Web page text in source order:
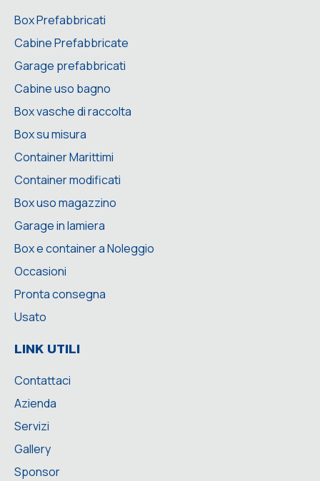
Box Prefabbricati
Cabine Prefabbricate
Garage prefabbricati
Cabine uso bagno
Box vasche di raccolta
Box su misura
Container Marittimi
Container modificati
Box uso magazzino
Garage in lamiera
Box e container a Noleggio
Occasioni
Pronta consegna
Usato
LINK UTILI
Contattaci
Azienda
Servizi
Gallery
Sponsor